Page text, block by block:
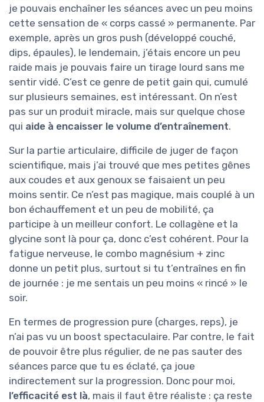
je pouvais enchaîner les séances avec un peu moins
cette sensation de « corps cassé » permanente. Par
exemple, après un gros push (développé couché,
dips, épaules), le lendemain, j’étais encore un peu
raide mais je pouvais faire un tirage lourd sans me
sentir vidé. C’est ce genre de petit gain qui, cumulé
sur plusieurs semaines, est intéressant. On n’est
pas sur un produit miracle, mais sur quelque chose
qui aide à encaisser le volume d’entraînement.
Sur la partie articulaire, difficile de juger de façon
scientifique, mais j’ai trouvé que mes petites gênes
aux coudes et aux genoux se faisaient un peu
moins sentir. Ce n’est pas magique, mais couplé à un
bon échauffement et un peu de mobilité, ça
participe à un meilleur confort. Le collagène et la
glycine sont là pour ça, donc c’est cohérent. Pour la
fatigue nerveuse, le combo magnésium + zinc
donne un petit plus, surtout si tu t’entraînes en fin
de journée : je me sentais un peu moins « rincé » le
soir.
En termes de progression pure (charges, reps), je
n’ai pas vu un boost spectaculaire. Par contre, le fait
de pouvoir être plus régulier, de ne pas sauter des
séances parce que tu es éclaté, ça joue
indirectement sur la progression. Donc pour moi,
l’efficacité est là, mais il faut être réaliste : ça reste